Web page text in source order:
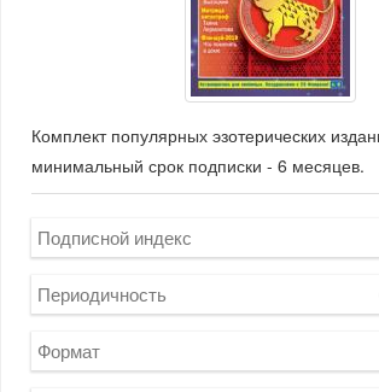
Комплект популярных эзотерических
минимальный срок подписки - 6 месяцев.
Подписной индекс
Периодичность
Формат